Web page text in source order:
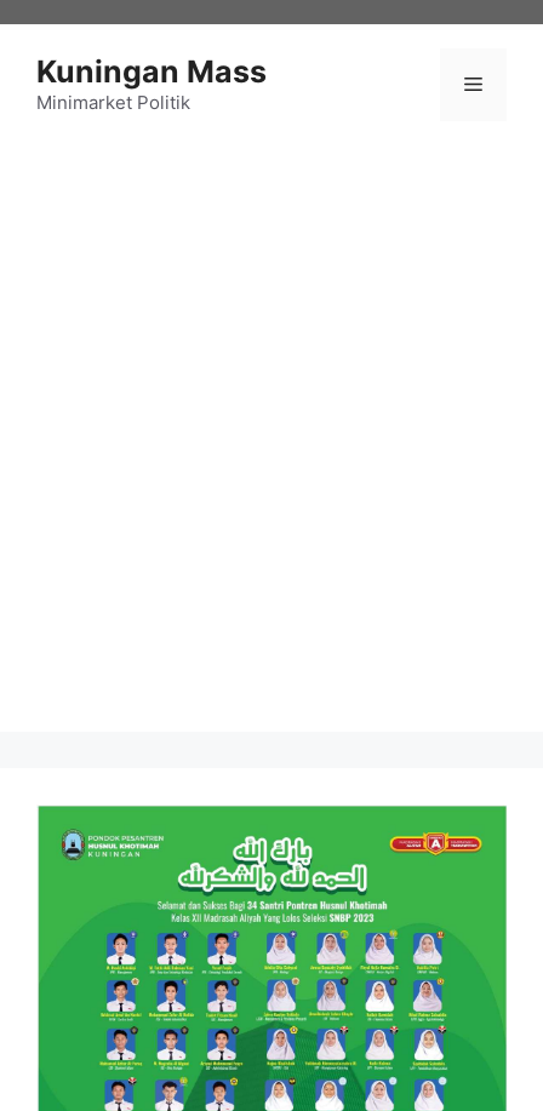
Kuningan Mass
Minimarket Politik
Menu